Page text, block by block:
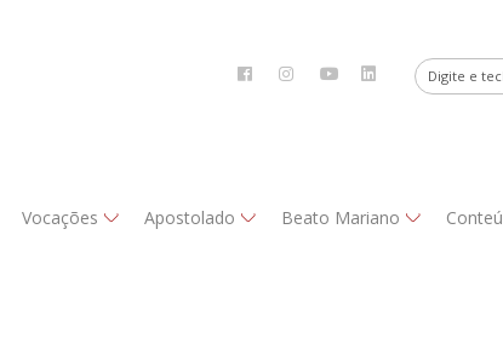
Vocações Apostolado Beato Mariano